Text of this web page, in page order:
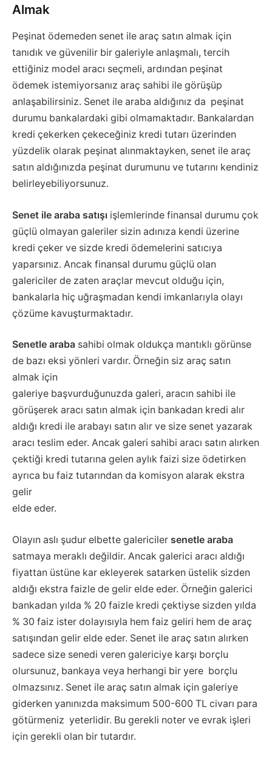
Almak
Peşinat ödemeden senet ile araç satın almak için
tanıdık ve güvenilir bir galeriyle anlaşmalı, tercih
ettiğiniz model aracı seçmeli, ardından peşinat
ödemek istemiyorsanız araç sahibi ile görüşüp
anlaşabilirsiniz. Senet ile araba aldığınız da peşinat
durumu bankalardaki gibi olmamaktadır. Bankalardan
kredi çekerken çekeceğiniz kredi tutarı üzerinden
yüzdelik olarak peşinat alınmaktayken, senet ile araç
satın aldığınızda peşinat durumunu ve tutarını kendiniz
belirleyebiliyorsunuz.
Senet ile araba satışı işlemlerinde finansal durumu çok
güçlü olmayan galeriler sizin adınıza kendi üzerine
kredi çeker ve sizde kredi ödemelerini satıcıya
yaparsınız. Ancak finansal durumu güçlü olan
galericiler de zaten araçlar mevcut olduğu için,
bankalarla hiç uğraşmadan kendi imkanlarıyla olayı
çözüme kavuşturmaktadır.
Senetle araba sahibi olmak oldukça mantıklı görünse
de bazı eksi yönleri vardır. Örneğin siz araç satın
almak için
galeriye başvurduğunuzda galeri, aracın sahibi ile
görüşerek aracı satın almak için bankadan kredi alır
aldığı kredi ile arabayı satın alır ve size senet yazarak
aracı teslim eder. Ancak galeri sahibi aracı satın alırken
çektiği kredi tutarına gelen aylık faizi size ödetirken
ayrıca bu faiz tutarından da komisyon alarak ekstra
gelir
elde eder.
Olayın aslı şudur elbette galericiler senetle araba
satmaya meraklı değildir. Ancak galerici aracı aldığı
fiyattan üstüne kar ekleyerek satarken üstelik sizden
aldığı ekstra faizle de gelir elde eder. Örneğin galerici
bankadan yılda % 20 faizle kredi çektiyse sizden yılda
% 30 faiz ister dolayısıyla hem faiz geliri hem de araç
satışından gelir elde eder. Senet ile araç satın alırken
sadece size senedi veren galericiye karşı borçlu
olursunuz, bankaya veya herhangi bir yere borçlu
olmazsınız. Senet ile araç satın almak için galeriye
giderken yanınızda maksimum 500-600 TL civarı para
götürmeniz yeterlidir. Bu gerekli noter ve evrak işleri
için gerekli olan bir tutardır.